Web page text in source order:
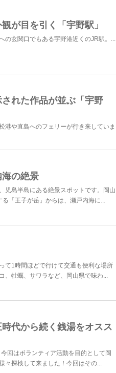
が目を引く「宇野駅」
の玄関口でもある宇野港近くのJR駅。...
された作品が並ぶ「宇野
港や直島へのフェリーが行き来していま
海の絶景
児島半島にある絶景スポットです。岡山
「王子が岳」からは、瀬戸内海に...
て1時間ほどで行けて交通も便利な場所
牡蠣、サワラなど、岡山県で味わ...
代から続く銭湯をオスス
回はボランティア活動を目的として岡
探検して来ました！今回はその...